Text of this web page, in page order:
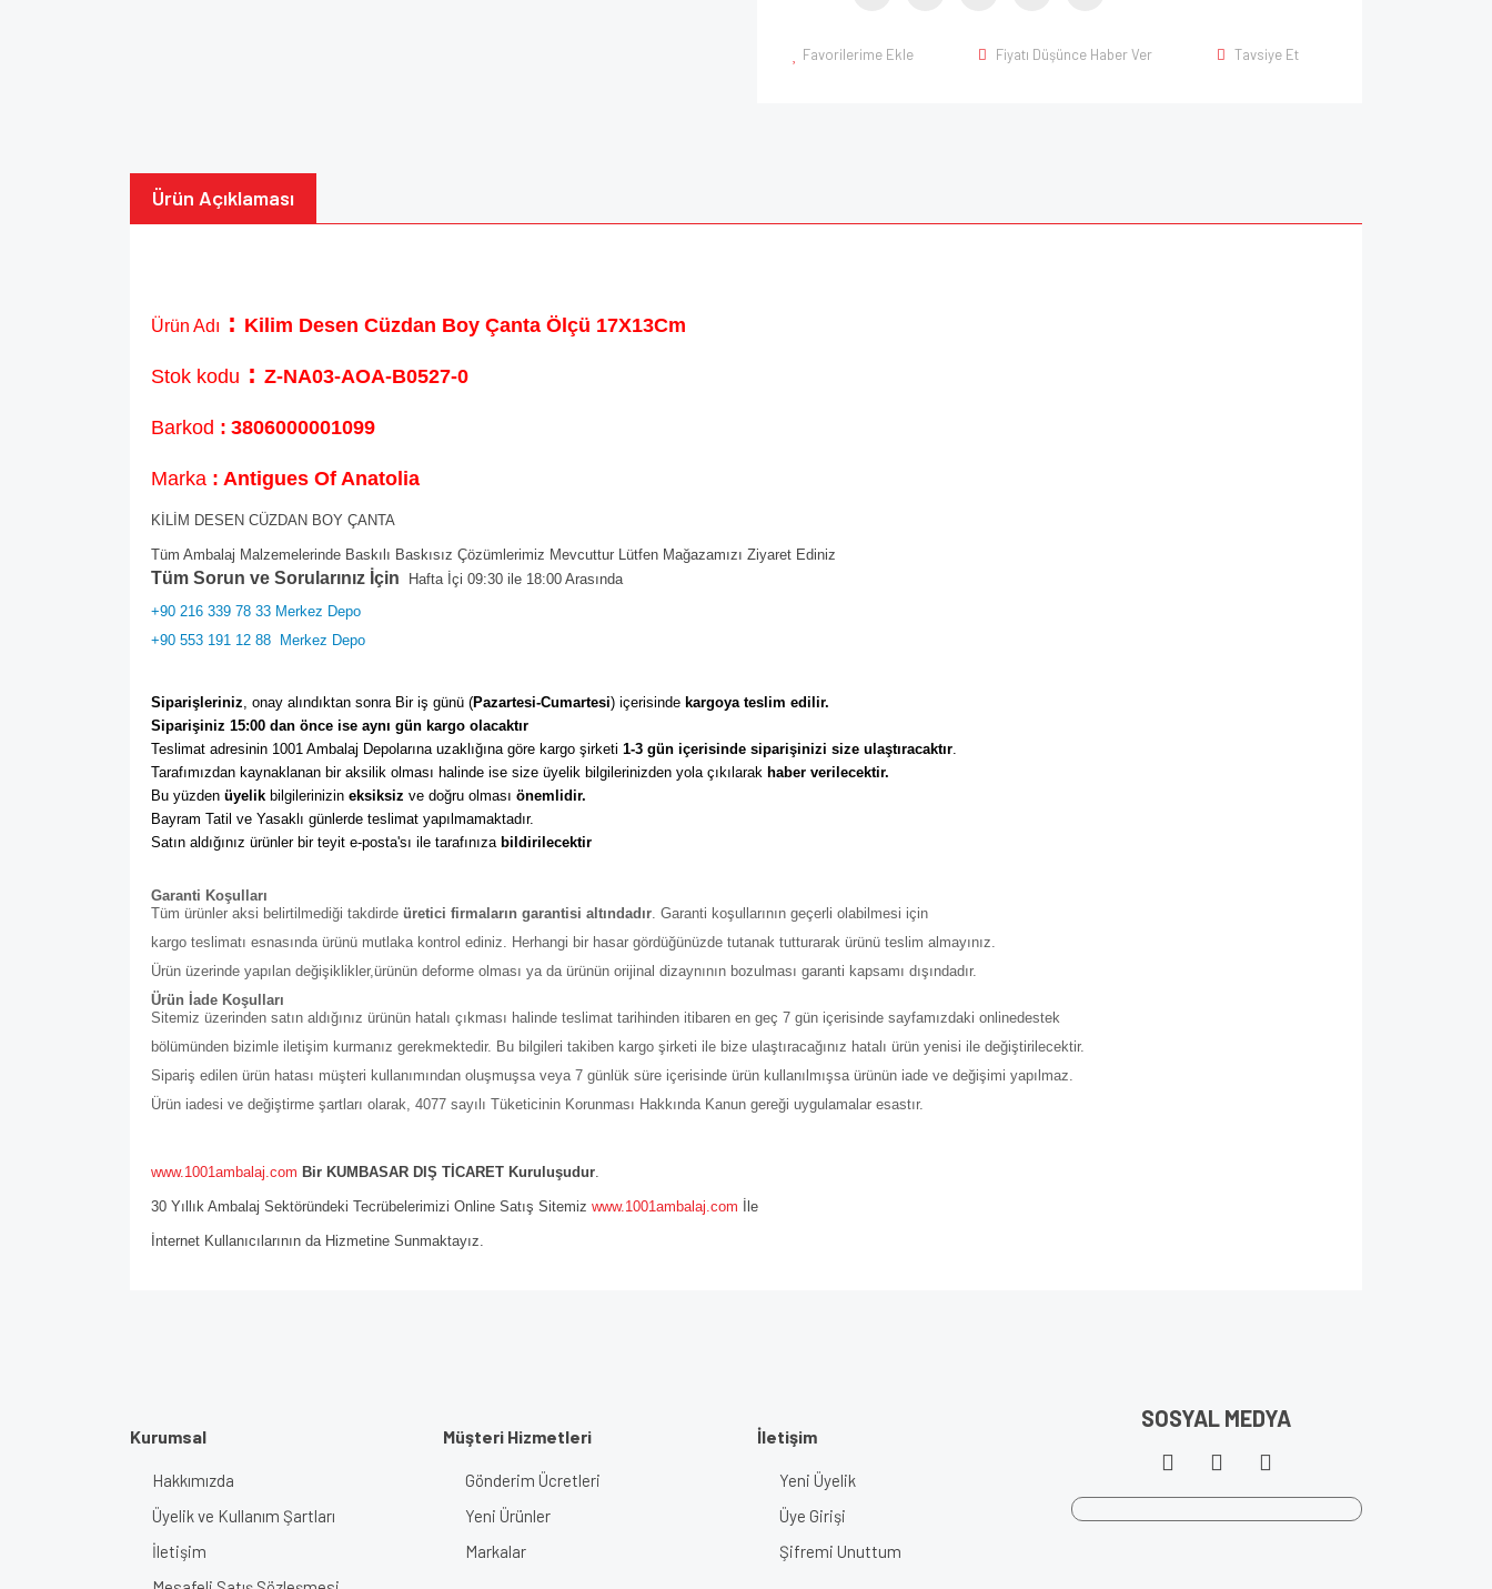
Favorilerime Ekle Fiyatı Düşünce Haber Ver Tavsiye Et
Ürün Açıklaması
Ürün Adı : Kilim Desen Cüzdan Boy Çanta Ölçü 17X13Cm
Stok kodu : Z-NA03-AOA-B0527-0
Barkod : 3806000001099
Marka : Antigues Of Anatolia
KİLİM DESEN CÜZDAN BOY ÇANTA
Tüm Ambalaj Malzemelerinde Baskılı Baskısız Çözümlerimiz Mevcuttur Lütfen Mağazamızı Ziyaret Ediniz
Tüm Sorun ve Sorularınız İçin Hafta İçi 09:30 ile 18:00 Arasında
+90 216 339 78 33 Merkez Depo
+90 553 191 12 88 Merkez Depo
Siparişleriniz , onay alındıktan sonra Bir iş günü (Pazartesi-Cumartesi) içerisinde kargoya teslim edilir.
Siparişiniz 15:00 dan önce ise aynı gün kargo olacaktır
Teslimat adresinin 1001 Ambalaj Depolarına uzaklığına göre kargo şirketi 1-3 gün içerisinde siparişinizi size ulaştıracaktır
Tarafımızdan kaynaklanan bir aksilik olması halinde ise size üyelik bilgilerinizden yola çıkılarak haber verilecektir.
Bu yüzden üyelik bilgilerinizin eksiksiz ve doğru olması önemlidir.
Bayram Tatil ve Yasaklı günlerde teslimat yapılmamaktadır.
Satın aldığınız ürünler bir teyit e-posta'sı ile tarafınıza bildirilecektir
Garanti Koşulları
Tüm ürünler aksi belirtilmediği takdirde üretici firmaların garantisi altındadır . Garanti koşullarının geçerli olabilmesi için
kargo teslimatı esnasında ürünü mutlaka kontrol ediniz. Herhangi bir hasar gördüğünüzde tutanak tutturarak ürünü teslim almayınız.
Ürün üzerinde yapılan değişiklikler,ürünün deforme olması ya da ürünün orijinal dizaynının bozulması garanti kapsamı dışındadır.
Ürün İade Koşulları
Sitemiz üzerinden satın aldığınız ürünün hatalı çıkması halinde teslimat tarihinden itibaren en geç 7 gün içerisinde sayfamızdaki onlinedestek
bölümünden bizimle iletişim kurmanız gerekmektedir. Bu bilgileri takiben kargo şirketi ile bize ulaştıracağınız hatalı ürün yenisi ile değiştirilecektir.
Sipariş edilen ürün hatası müşteri kullanımından oluşmuşsa veya 7 günlük süre içerisinde ürün kullanılmışsa ürünün iade ve değişimi yapılmaz.
Ürün iadesi ve değiştirme şartları olarak, 4077 sayılı Tüketicinin Korunması Hakkında Kanun gereği uygulamalar esastır.
www.1001ambalaj.com Bir KUMBASAR DIŞ TİCARET Kuruluşudur
30 Yıllık Ambalaj Sektöründeki Tecrübelerimizi Online Satış Sitemiz www.1001ambalaj.com İle
İnternet Kullanıcılarının da Hizmetine Sunmaktayız.
Kurumsal
Hakkımızda
Üyelik ve Kullanım Şartları
İletişim
Müşteri Hizmetleri
Gönderim Ücretleri
Yeni Ürünler
Markalar
İletişim
Yeni Üyelik
Üye Girişi
Şifremi Unuttum
SOSYAL MEDYA